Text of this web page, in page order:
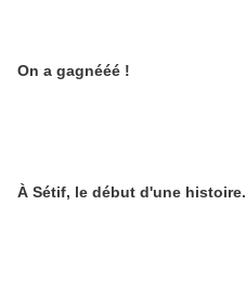
On a gagnééé !
À Sétif, le début d'une histoire.